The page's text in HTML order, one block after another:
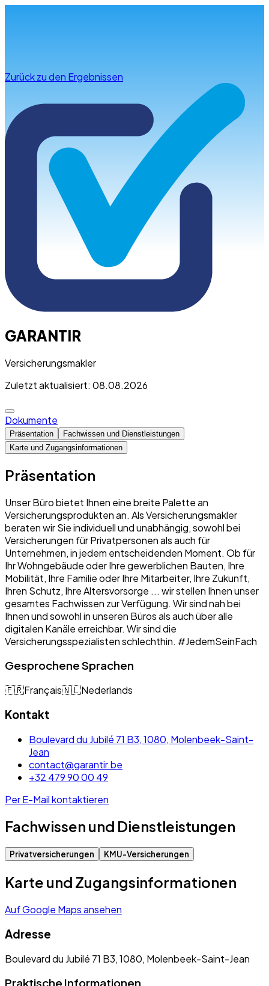
Zurück zu den Ergebnissen
GARANTIR
Versicherungsmakler
Zuletzt aktualisiert: 08.08.2026
Dokumente
Präsentation
Fachwissen und Dienstleistungen
Karte und Zugangsinformationen
Präsentation
Unser Büro bietet Ihnen eine breite Palette an
Versicherungsprodukten an. Als Versicherungsmakler
beraten wir Sie individuell und unabhängig, sowohl bei
Versicherungen für Privatpersonen als auch für
Unternehmen, in jedem entscheidenden Moment. Ob für
Ihr Wohngebäude oder Ihre gewerblichen Bauten, Ihre
Mobilität, Ihre Familie oder Ihre Mitarbeiter, Ihre Zukunft,
Ihren Schutz, Ihre Altersvorsorge ... wir stellen Ihnen unser
gesamtes Fachwissen zur Verfügung. Wir sind nah bei
Ihnen und sowohl in unseren Büros als auch über alle
digitalen Kanäle erreichbar. Wir sind die
Versicherungsspezialisten schlechthin. #JedemSeinFach
Gesprochene Sprachen
🇫🇷Français🇳🇱Nederlands
Kontakt
Boulevard du Jubilé 71 B3, 1080, Molenbeek-Saint-
Jean
contact@garantir.be
+32 479 90 00 49
Per E-Mail kontaktieren
Fachwissen und Dienstleistungen
Privatversicherungen KMU-Versicherungen
Karte und Zugangsinformationen
Auf Google Maps ansehen
Adresse
Boulevard du Jubilé 71 B3, 1080, Molenbeek-Saint-Jean
Praktische Informationen